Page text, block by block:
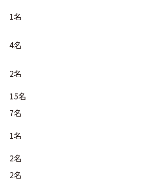
1名
4名
2名
15名
7名
1名
2名
2名